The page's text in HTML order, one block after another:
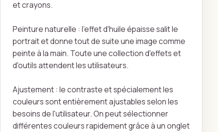
et crayons.
Peinture naturelle : l'effet d'huile épaisse salit le
portrait et donne tout de suite une image comme
peinte à la main. Toute une collection d'effets et
d'outils attendent les utilisateurs.
Ajustement : le contraste et spécialement les
couleurs sont entièrement ajustables selon les
besoins de l'utilisateur. On peut sélectionner
différentes couleurs rapidement grâce à un onglet